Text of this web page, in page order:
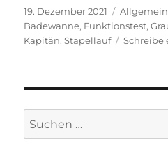
Veröffentlicht
am
19. Dezember 2021 Allgemein
Badewanne, Funktionstest,
Kapitän,Stapellauf Schreibe
Suchen
nach: